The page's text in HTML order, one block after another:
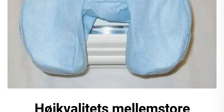
Højkvalitets mellemstore